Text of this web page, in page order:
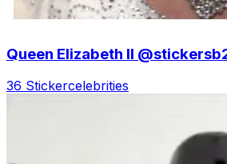
Queen Elizabeth II
36 Stickercelebrities